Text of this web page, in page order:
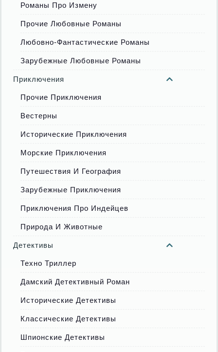
Романы Про Измену
Прочие Любовные Романы
Любовно-Фантастические Романы
Зарубежные Любовные Романы
Приключения
Прочие Приключения
Вестерны
Исторические Приключения
Морские Приключения
Путешествия И География
Зарубежные Приключения
Приключения Про Индейцев
Природа И Животные
Детективы
Техно Триллер
Дамский Детективный Роман
Исторические Детективы
Классические Детективы
Шпионские Детективы